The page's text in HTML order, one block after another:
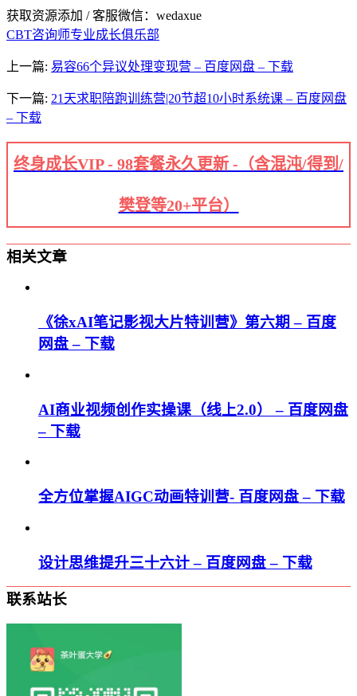
获取资源添加 / 客服微信：wedaxue
CBT咨询师专业成长俱乐部
上一篇: 易容66个异议处理变现营 – 百度网盘 – 下载
下一篇: 21天求职陪跑训练营|20节超10小时系统课 – 百度网盘
– 下载
终身成长VIP - 98套餐永久更新 -（含混沌/得到/
樊登等20+平台）
相关文章
《徐xAI笔记影视大片特训营》第六期 – 百度
网盘 – 下载
AI商业视频创作实操课（线上2.0） – 百度网盘
– 下载
全方位掌握AIGC动画特训营- 百度网盘 – 下载
设计思维提升三十六计 – 百度网盘 – 下载
联系站长